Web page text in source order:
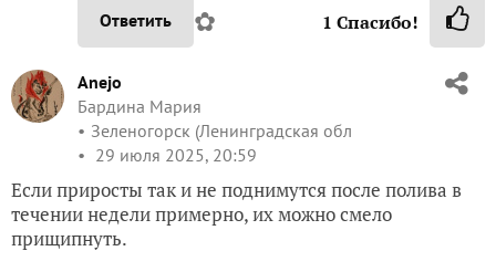
Ответить ✿ 1 Спасибо!
Anejo
Бардина Мария
Зеленогорск (Ленинградская обл
29 июля 2025, 20:59
Если приросты так и не поднимутся после полива в
течении недели примерно, их можно смело
прищипнуть.